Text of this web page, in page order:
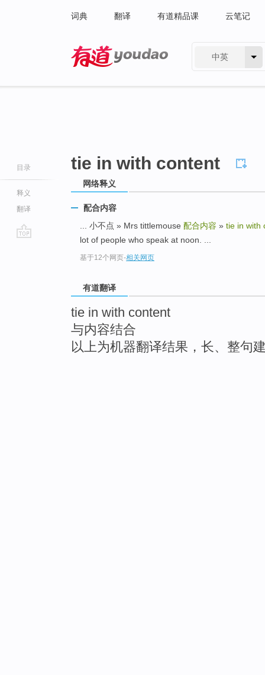
词典 翻译 有道精品课 云笔记
中英
目录
释义
翻译
tie in with content
网络释义
配合内容
... 小不点 » Mrs tittlemouse 配合内容 » tie in with
lot of people who speak at noon. ...
基于12个网页-相关网页
有道翻译
tie in with content
与内容结合
以上为机器翻译结果，长、整句